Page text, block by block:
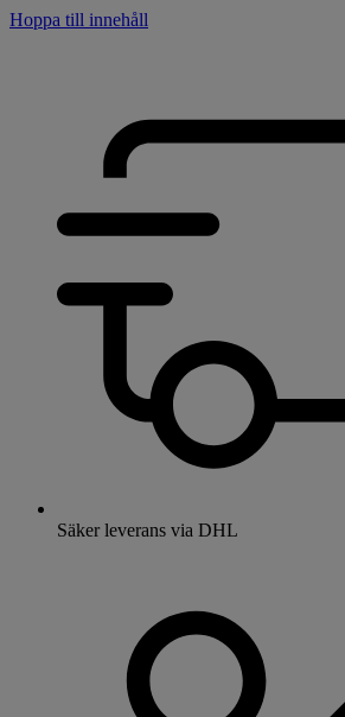
Hoppa till innehåll
Säker leverans via DHL